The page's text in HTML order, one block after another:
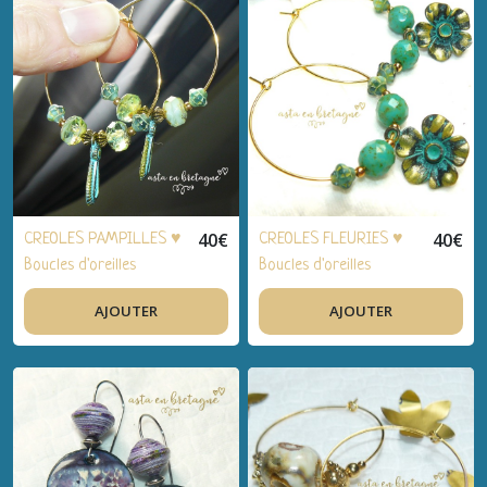
doré, verre de Bohême
- Idée cadeau, fêtes,
anniversaire
CREOLES PAMPILLES ♥
Boucles d'oreilles
créoles bohème-chic,
bijou de créateur
artisanal, acier doré,
plaqué or 24K, verre de
Bohême - Idée cadeau,
fêtes, anniversaire
40€
AJOUTER
CREOLES FLEURIES ♥
Boucles d'oreilles
créoles bohème-chic,
bijou de créateur
artisanal, acier doré,
plaqué or 24K, verre de
Bohême - Idée cadeau,
fêtes, anniversaire
40€
AJOUTER